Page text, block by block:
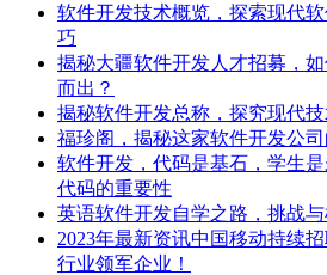
软件开发技术概览，探索现代
巧
揭秘大疆软件开发人才招募，
而出？
揭秘软件开发总称，探究现代
福珍阁，揭秘这家软件开发公
软件开发，代码是基石，学生
代码的重要性
英语软件开发自学之路，挑战
2023年最新资讯中国移动持续
行业领军企业！